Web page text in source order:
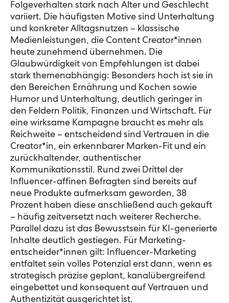
Folgeverhalten stark nach Alter und Geschlecht
variiert. Die häufigsten Motive sind Unterhaltung
und konkreter Alltagsnutzen – klassische
Medienleistungen, die Content Creator*innen
heute zunehmend übernehmen. Die
Glaubwürdigkeit von Empfehlungen ist dabei
stark themenabhängig: Besonders hoch ist sie in
den Bereichen Ernährung und Kochen sowie
Humor und Unterhaltung, deutlich geringer in
den Feldern Politik, Finanzen und Wirtschaft. Für
eine wirksame Kampagne braucht es mehr als
Reichweite – entscheidend sind Vertrauen in die
Creator*in, ein erkennbarer Marken-Fit und ein
zurückhaltender, authentischer
Kommunikationsstil. Rund zwei Drittel der
Influencer-affinen Befragten sind bereits auf
neue Produkte aufmerksam geworden, 38
Prozent haben diese anschließend auch gekauft
– häufig zeitversetzt nach weiterer Recherche.
Parallel dazu ist das Bewusstsein für KI-generierte
Inhalte deutlich gestiegen. Für Marketing­
entscheider*innen gilt: Influencer-Marketing
entfaltet sein volles Potenzial erst dann, wenn es
strategisch präzise geplant, kanalübergreifend
eingebettet und konsequent auf Vertrauen und
Authentizität ausgerichtet ist.